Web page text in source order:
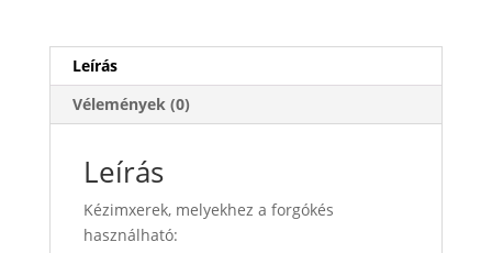
Leírás
Vélemények (0)
Leírás
Kézimxerek, melyekhez a forgókés
használható: